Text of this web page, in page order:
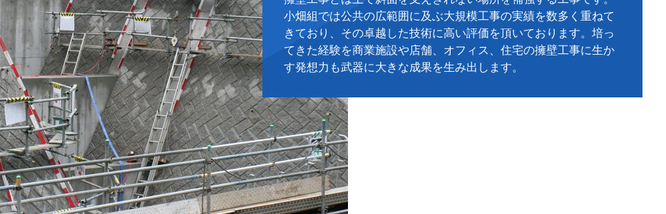
小畑組では公共の広範囲に及ぶ大規模工事の実績を数多く重ねて
きており、その卓越した技術に高い評価を頂いております。培っ
てきた経験を商業施設や店舗、オフィス、住宅の擁壁工事に生か
す発想力も武器に大きな成果を生み出します。